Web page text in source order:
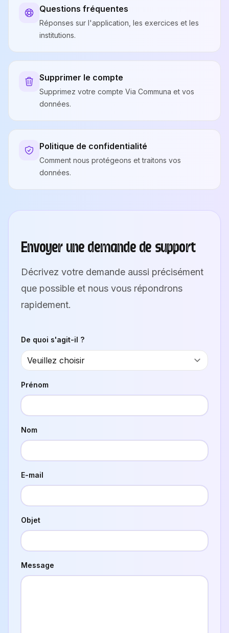
Questions fréquentes
Réponses sur l'application, les exercices et les
institutions.
Supprimer le compte
Supprimez votre compte Via Communa et vos
données.
Politique de confidentialité
Comment nous protégeons et traitons vos
données.
Envoyer une demande de support
Décrivez votre demande aussi précisément
que possible et nous vous répondrons
rapidement.
De quoi s'agit-il ?
Prénom
Nom
E-mail
Objet
Message